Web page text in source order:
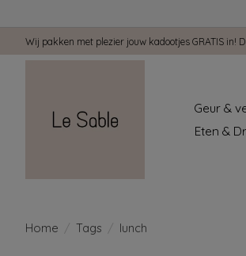
Wij pakken met plezier jouw kadootjes GRATIS in!
Geur &
Eten &
Home / Tags / lunch